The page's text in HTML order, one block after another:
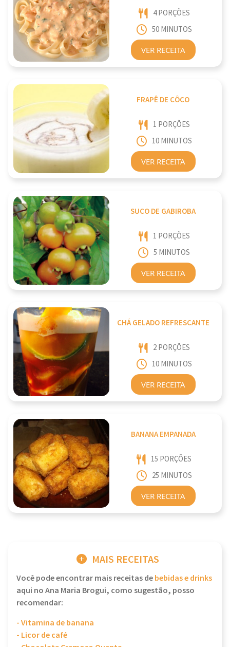
4 PORÇÕES
50 MINUTOS
VER RECEITA
FRAPÊ DE CÔCO
1 PORÇÕES
10 MINUTOS
VER RECEITA
SUCO DE GABIROBA
1 PORÇÕES
5 MINUTOS
VER RECEITA
CHÁ GELADO REFRESCANTE
2 PORÇÕES
10 MINUTOS
VER RECEITA
BANANA EMPANADA
15 PORÇÕES
25 MINUTOS
VER RECEITA
MAIS RECEITAS
Você pode encontrar mais receitas debebidas e drinks
aqui no Ana Maria Brogui, como sugestão, posso
recomendar:
- Vitamina de banana
- Licor de café